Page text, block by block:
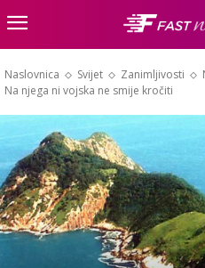
Naslovnica Svijet Zanimljivosti
Na njega ni vojska ne smije kročiti